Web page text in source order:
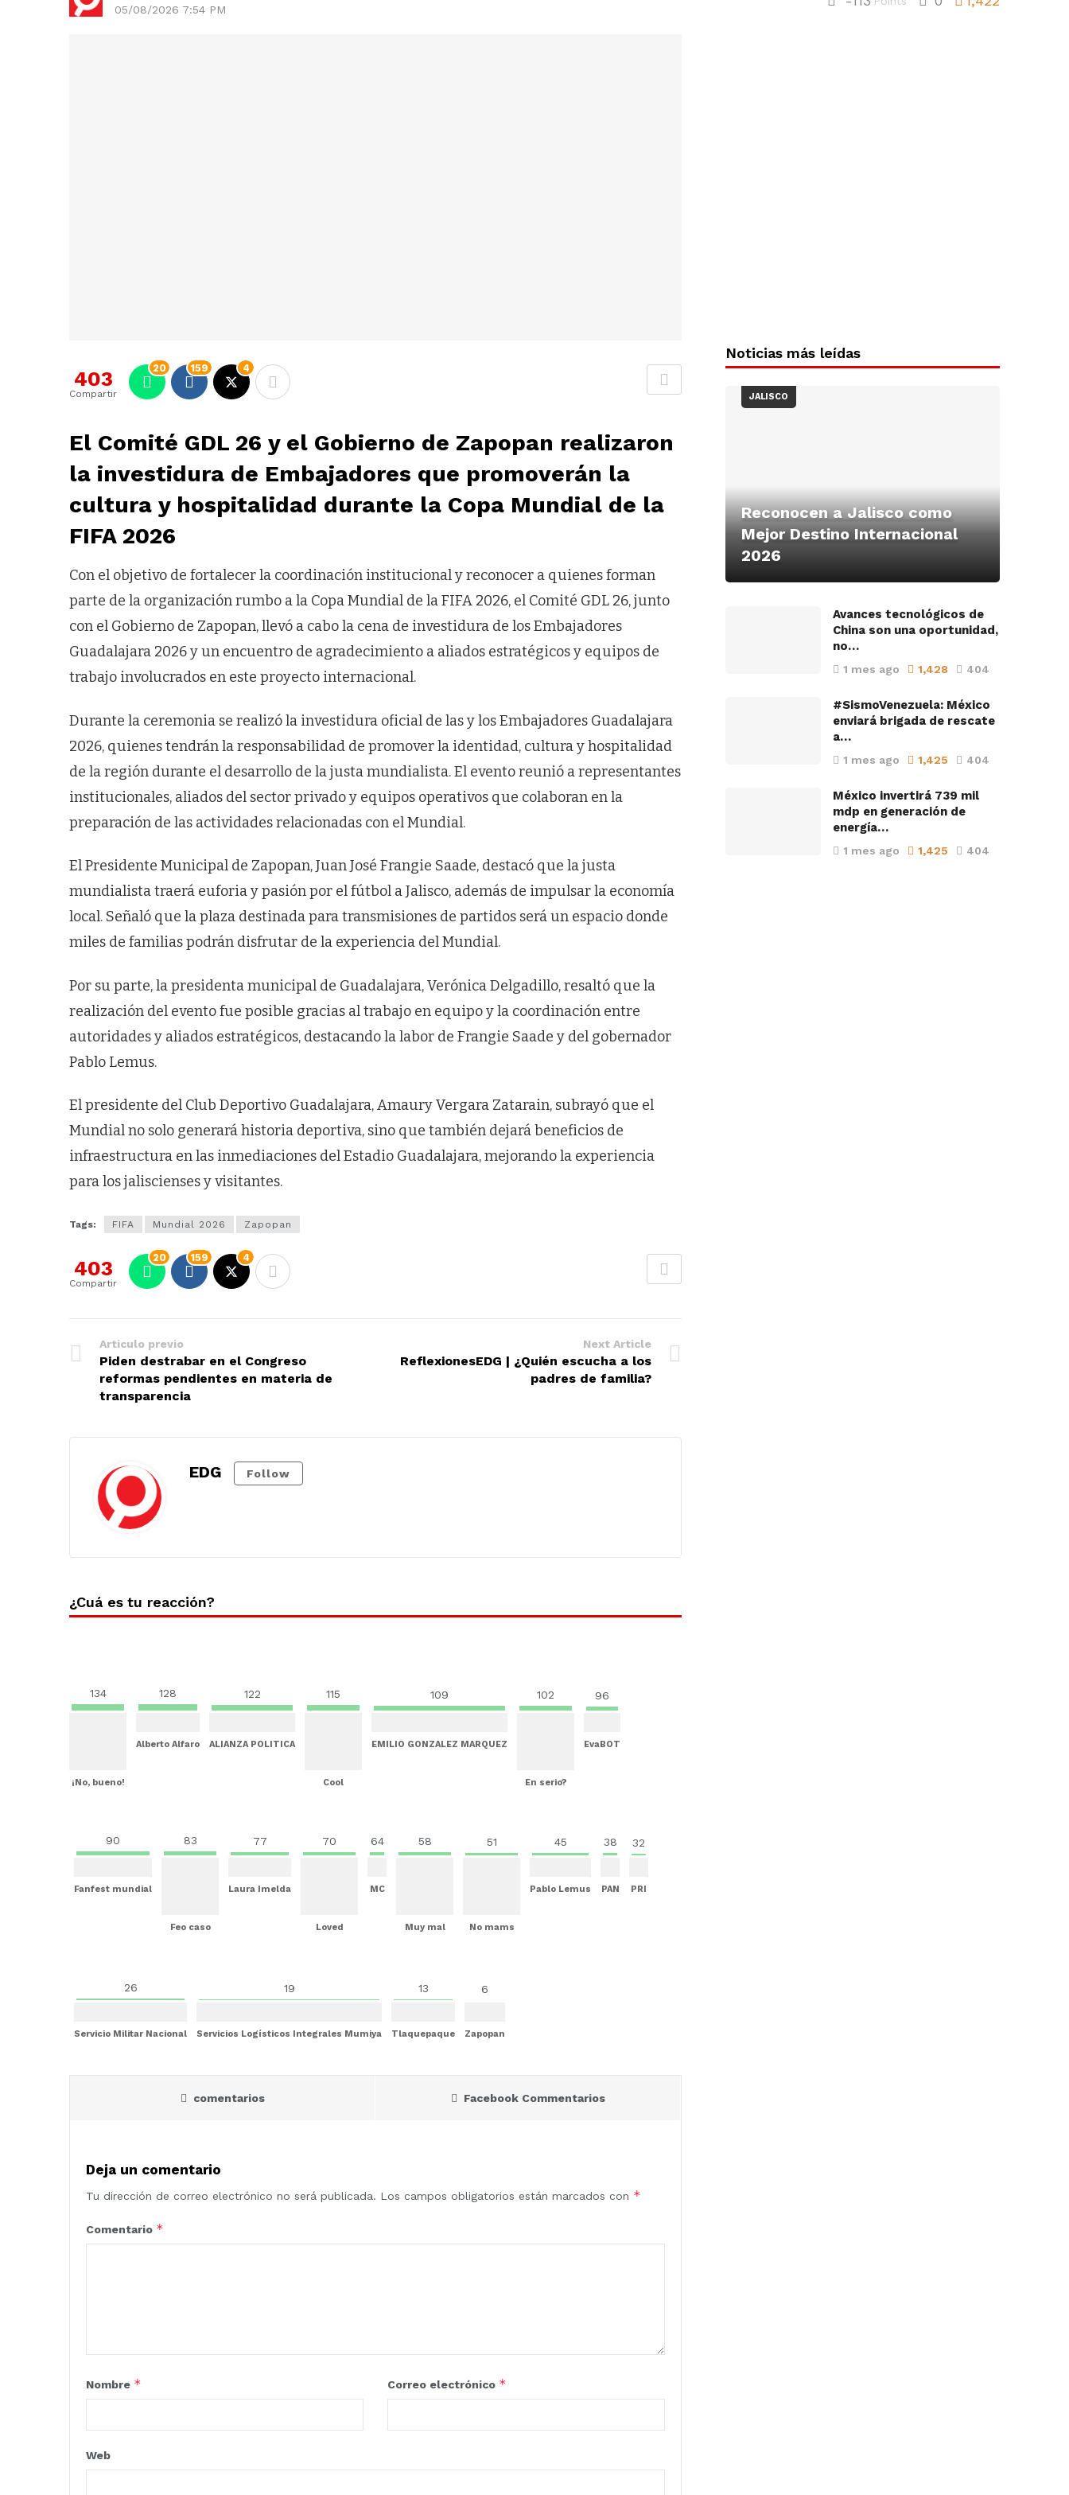
05/08/2026 7:54 PM
403
Compartir
20 159 4
El Comité GDL 26 y el Gobierno de Zapopan realizaron
la investidura de Embajadores que promoverán la
cultura y hospitalidad durante la Copa Mundial de la
FIFA 2026
Con el objetivo de fortalecer la coordinación institucional y reconocer a quienes forman
parte de la organización rumbo a la Copa Mundial de la FIFA 2026, el Comité GDL 26, junto
con el Gobierno de Zapopan, llevó a cabo la cena de investidura de los Embajadores
Guadalajara 2026 y un encuentro de agradecimiento a aliados estratégicos y equipos de
trabajo involucrados en este proyecto internacional.
Durante la ceremonia se realizó la investidura oficial de las y los Embajadores Guadalajara
2026, quienes tendrán la responsabilidad de promover la identidad, cultura y hospitalidad
de la región durante el desarrollo de la justa mundialista. El evento reunió a representantes
institucionales, aliados del sector privado y equipos operativos que colaboran en la
preparación de las actividades relacionadas con el Mundial.
El Presidente Municipal de Zapopan, Juan José Frangie Saade, destacó que la justa
mundialista traerá euforia y pasión por el fútbol a Jalisco, además de impulsar la economía
local. Señaló que la plaza destinada para transmisiones de partidos será un espacio donde
miles de familias podrán disfrutar de la experiencia del Mundial.
Por su parte, la presidenta municipal de Guadalajara, Verónica Delgadillo, resaltó que la
realización del evento fue posible gracias al trabajo en equipo y la coordinación entre
autoridades y aliados estratégicos, destacando la labor de Frangie Saade y del gobernador
Pablo Lemus.
El presidente del Club Deportivo Guadalajara, Amaury Vergara Zatarain, subrayó que el
Mundial no solo generará historia deportiva, sino que también dejará beneficios de
infraestructura en las inmediaciones del Estadio Guadalajara, mejorando la experiencia
para los jaliscienses y visitantes.
Tags: FIFA Mundial 2026 Zapopan
403
Compartir
20 159 4
Articulo previo
Piden destrabar en el Congreso
reformas pendientes en materia de
transparencia
Next Article
ReflexionesEDG | ¿Quién escucha a los
padres de familia?
EDG Follow
¿Cuá es tu reacción?
134
¡No, bueno!
128
Alberto Alfaro
122
ALIANZA POLITICA
115
Cool
109
EMILIO GONZALEZ MARQUEZ
102
En serio?
96
EvaBOT
90
Fanfest mundial
83
Feo caso
77
Laura Imelda
70
Loved
64
MC
58
Muy mal
51
No mams
45
Pablo Lemus
38
PAN
32
PRI
26
Servicio Militar Nacional
19
Servicios Logísticos Integrales Mumiya
13
Tlaquepaque
6
Zapopan
comentarios Facebook Commentarios
Deja un comentario
Tu dirección de correo electrónico no será publicada. Los campos obligatorios están marcados con *
Comentario *
Nombre * Correo electrónico *
Web
Noticias más leídas
JALISCO
Reconocen a Jalisco como
Mejor Destino Internacional
2026
Avances tecnológicos de
China son una oportunidad,
no…
1 mes ago 1,428 404
#SismoVenezuela: México
enviará brigada de rescate
a…
1 mes ago 1,425 404
México invertirá 739 mil
mdp en generación de
energía…
1 mes ago 1,425 404